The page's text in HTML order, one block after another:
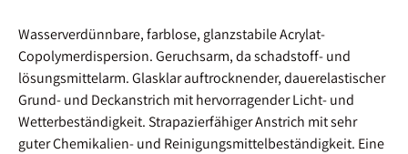
Wasserverdünnbare, farblose, glanzstabile Acrylat-
Copolymerdispersion. Geruchsarm, da schadstoff- und
lösungsmittelarm. Glasklar auftrocknender, dauerelastischer
Grund- und Deckanstrich mit hervorragender Licht- und
Wetterbeständigkeit. Strapazierfähiger Anstrich mit sehr
guter Chemikalien- und Reinigungsmittelbeständigkeit. Eine